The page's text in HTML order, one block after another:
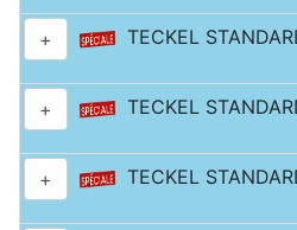
+ TECKEL
+ TECKEL
+ TECKEL